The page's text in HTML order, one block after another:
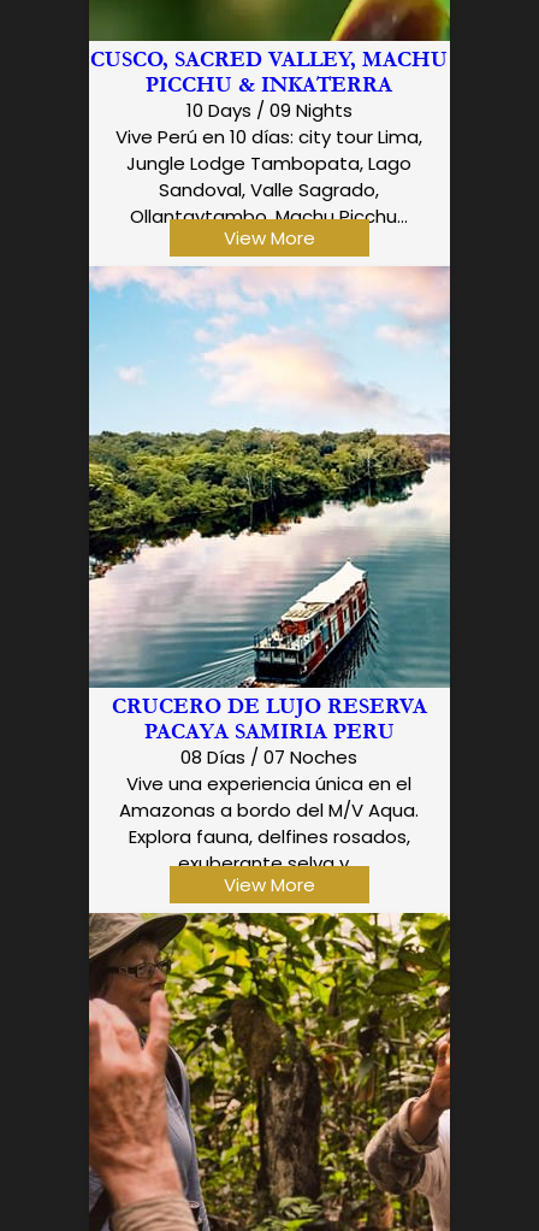
CUSCO, SACRED VALLEY, MACHU
PICCHU & INKATERRA
10 Days / 09 Nights
Vive Perú en 10 días: city tour Lima,
Jungle Lodge Tambopata, Lago
Sandoval, Valle Sagrado,
Ollantaytambo, Machu Picchu...
View More
CRUCERO DE LUJO RESERVA
PACAYA SAMIRIA PERU
08 Días / 07 Noches
Vive una experiencia única en el
Amazonas a bordo del M/V Aqua.
Explora fauna, delfines rosados,
exuberante selva y...
View More